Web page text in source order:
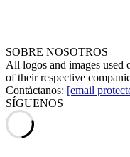
SOBRE NOSOTROS
All logos and images used
of their respective
Contáctanos: [email
SÍGUENOS